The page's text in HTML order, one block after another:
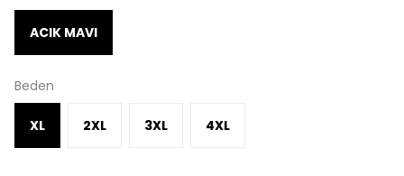
ACIK MAVI
Beden
XL 2XL 3XL 4XL